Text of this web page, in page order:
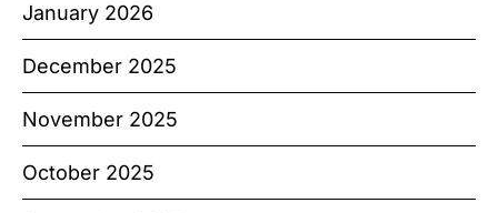
January 2026
December 2025
November 2025
October 2025